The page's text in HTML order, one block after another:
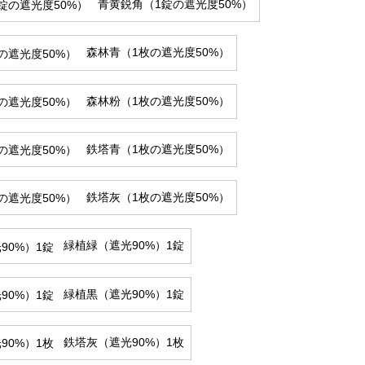
青黄鋭角（1錠の遮光度50%）
森林青（1枚の遮光度50%）
森林粉（1枚の遮光度50%）
鉄塔青（1枚の遮光度50%）
鉄塔灰（1枚の遮光度50%）
緑植緑（遮光90%）1錠
緑植黒（遮光90%）1錠
鉄塔灰（遮光90%）1枚